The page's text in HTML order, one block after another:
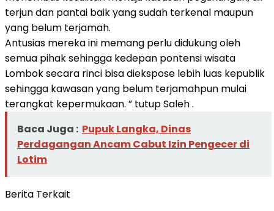
terjun dan pantai baik yang sudah terkenal maupun
yang belum terjamah.
Antusias mereka ini memang perlu didukung oleh
semua pihak sehingga kedepan pontensi wisata
Lombok secara rinci bisa diekspose lebih luas kepublik
sehingga kawasan yang belum terjamahpun mulai
terangkat kepermukaan. ” tutup Saleh .
Baca Juga : Pupuk Langka, Dinas
Perdagangan Ancam Cabut Izin Pengecer di
Lotim
Berita Terkait